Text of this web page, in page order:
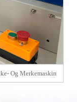
Og Merkemaskin